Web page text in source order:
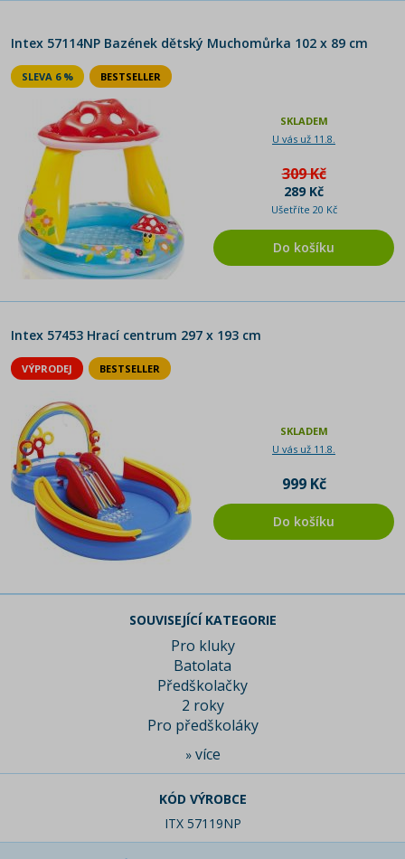
Intex 57114NP Bazének dětský Muchomůrka 102 x 89 cm
SLEVA 6 % BESTSELLER
SKLADEM
U vás už 11.8.
309 Kč
289 Kč
Ušetříte 20 Kč
Do košíku
Intex 57453 Hrací centrum 297 x 193 cm
VÝPRODEJ BESTSELLER
SKLADEM
U vás už 11.8.
999 Kč
Do košíku
SOUVISEJÍCÍ KATEGORIE
Pro kluky
Batolata
Předškolačky
2 roky
Pro předškoláky
» více
KÓD VÝROBCE
ITX 57119NP